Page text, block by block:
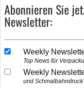
Abonnieren Sie
Newsletter:
Weekly
Top News für
Weekly
und Schmalbahndruck